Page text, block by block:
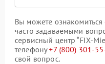
Вы можете
часто задаваемыми
сервисный центр “FIX-
телефону+7 (800) 301-
свой вопрос.